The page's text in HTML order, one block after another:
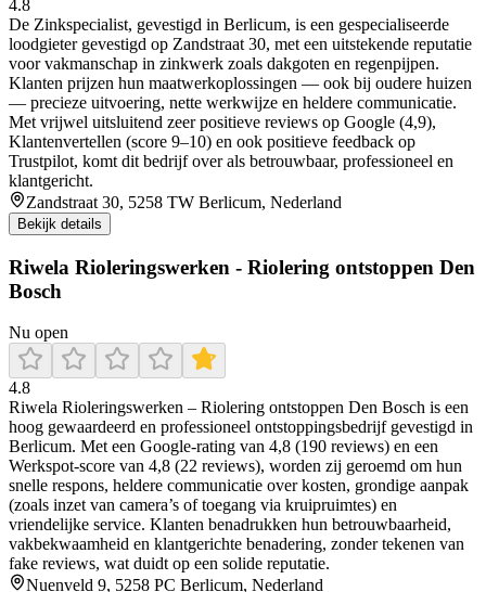
4.8
De Zinkspecialist, gevestigd in Berlicum, is een gespecialiseerde
loodgieter gevestigd op Zandstraat 30, met een uitstekende reputatie
voor vakmanschap in zinkwerk zoals dakgoten en regenpijpen.
Klanten prijzen hun maatwerkoplossingen — ook bij oudere huizen
— precieze uitvoering, nette werkwijze en heldere communicatie.
Met vrijwel uitsluitend zeer positieve reviews op Google (4,9),
Klantenvertellen (score 9–10) en ook positieve feedback op
Trustpilot, komt dit bedrijf over als betrouwbaar, professioneel en
klantgericht.
Zandstraat 30, 5258 TW Berlicum, Nederland
Bekijk details
Riwela Rioleringswerken - Riolering ontstoppen Den
Bosch
Nu open
4.8
Riwela Rioleringswerken – Riolering ontstoppen Den Bosch is een
hoog gewaardeerd en professioneel ontstoppingsbedrijf gevestigd in
Berlicum. Met een Google-rating van 4,8 (190 reviews) en een
Werkspot-score van 4,8 (22 reviews), worden zij geroemd om hun
snelle respons, heldere communicatie over kosten, grondige aanpak
(zoals inzet van camera’s of toegang via kruipruimtes) en
vriendelijke service. Klanten benadrukken hun betrouwbaarheid,
vakbekwaamheid en klantgerichte benadering, zonder tekenen van
fake reviews, wat duidt op een solide reputatie.
Nuenveld 9, 5258 PC Berlicum, Nederland